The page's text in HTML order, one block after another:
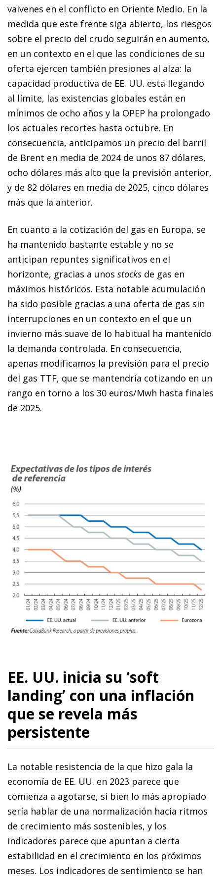
vaivenes en el conflicto en Oriente Medio. En la
medida que este frente siga abierto, los riesgos
sobre el precio del crudo seguirán en aumento,
en un contexto en el que las condiciones de su
oferta ejercen también presiones al alza: la
capacidad productiva de EE. UU. está llegando
al límite, las existencias globales están en
mínimos de ocho años y la OPEP ha prolongado
los actuales recortes hasta octubre. En
consecuencia, anticipamos un precio del barril
de Brent en media de 2024 de unos 87 dólares,
ocho dólares más alto que la previsión anterior,
y de 82 dólares en media de 2025, cinco dólares
más que la anterior.
En cuanto a la cotización del gas en Europa, se
ha mantenido bastante estable y no se
anticipan repuntes significativos en el
horizonte, gracias a unos stocks de gas en
máximos históricos. Esta notable acumulación
ha sido posible gracias a una oferta de gas sin
interrupciones en un contexto en el que un
invierno más suave de lo habitual ha mantenido
la demanda controlada. En consecuencia,
apenas modificamos la previsión para el precio
del gas TTF, que se mantendría cotizando en un
rango en torno a los 30 euros/Mwh hasta finales
de 2025.
EE. UU. inicia su ‘soft
landing’ con una inflación
que se revela más
persistente
La notable resistencia de la que hizo gala la
economía de EE. UU. en 2023 parece que
comienza a agotarse, si bien lo más apropiado
sería hablar de una normalización hacia ritmos
de crecimiento más sostenibles, y los
indicadores parece que apuntan a cierta
estabilidad en el crecimiento en los próximos
meses. Los indicadores de sentimiento se han